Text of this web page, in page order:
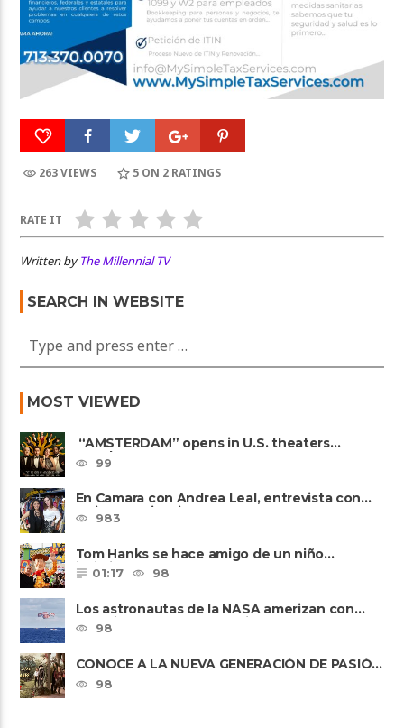
263 VIEWS 5 ON 2 RATINGS
RATE IT
Written byThe Millennial TV
SEARCH IN WEBSITE
MOST VIEWED
“AMSTERDAM” opens in U.S. theaters
October 7, 2022
99
En Camara con Andrea Leal, entrevista con
Majo Cornejo, Cirque Du ......
983
Tom Hanks se hace amigo de un niño
intimidado de 8 años llamado ......
01:17 98
Los astronautas de la NASA amerizan con
seguridad después del primer ......
98
CONOCE A LA NUEVA GENERACIÓN DE PASIÓN
DE GAVILANES II
98